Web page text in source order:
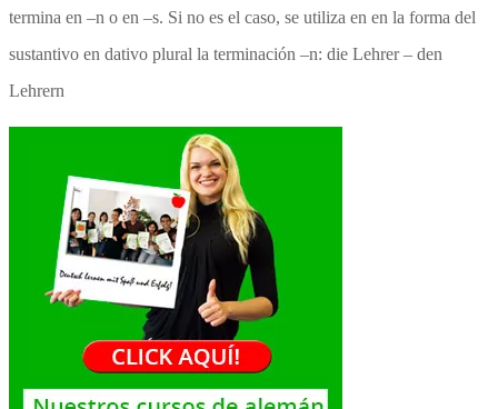
termina en –n o en –s. Si no es el caso, se utiliza en en la forma del
sustantivo en dativo plural la terminación –n: die Lehrer – den
Lehrern